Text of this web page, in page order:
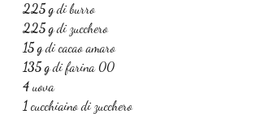
225 g di burro
225 g di zucchero
15 g di cacao amaro
135 g di farina 00
4 uova
1 cucchiaino di zucchero